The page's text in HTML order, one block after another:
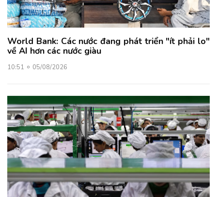
World Bank: Các nước đang phát triển "ít phải lo"
về AI hơn các nước giàu
10:51 05/08/2026